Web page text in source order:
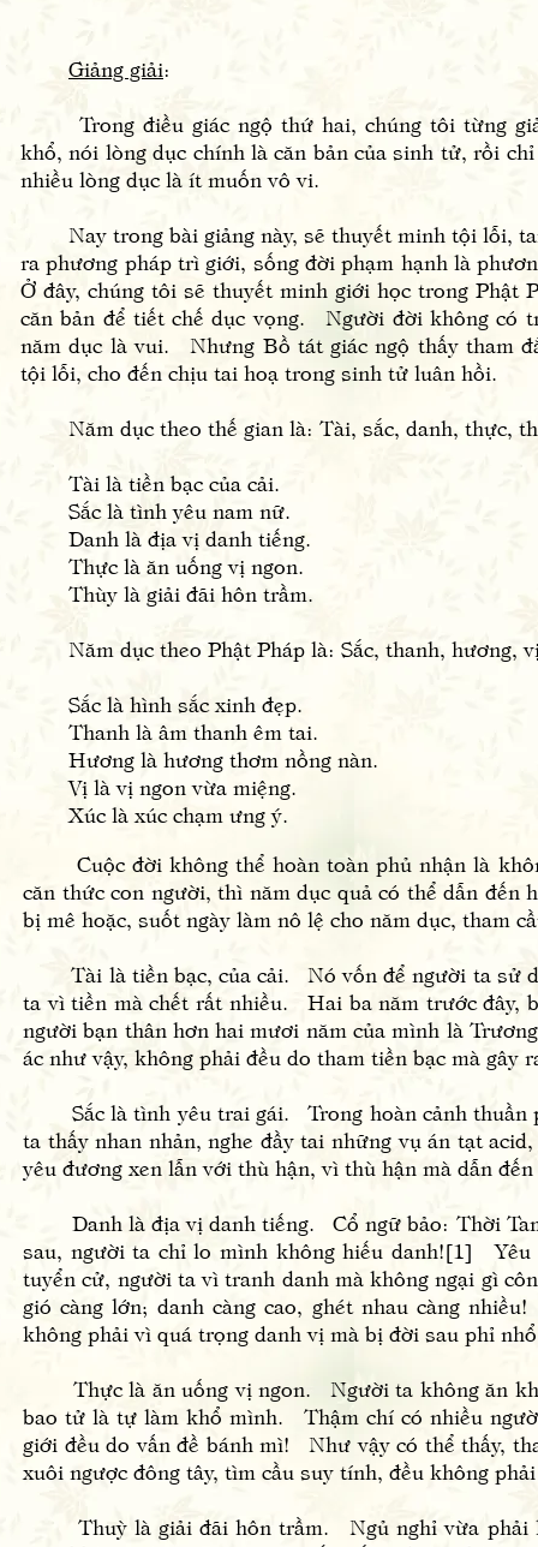
Giảng giải:
Trong điều giác ngộ thứ hai, chúng tôi từng
khổ, nói lòng dục chính là căn bản của sinh tử, rồi
nhiều lòng dục là ít muốn vô vi.
Nay trong bài giảng này, sẽ thuyết minh tội lỗi, tai
ra phương pháp trì giới, sống đời phạm hạnh là
Ở đây, chúng tôi sẽ thuyết minh giới học trong Phật
căn bản để tiết chế dục vọng. Người đời không có
năm dục là vui. Nhưng Bồ tát giác ngộ thấy tham
tội lỗi, cho đến chịu tai hoạ trong sinh tử luân hồi.
Năm dục theo thế gian là: Tài, sắc, danh, thực,
Tài là tiền bạc của cải.
Sắc là tình yêu nam nữ.
Danh là địa vị danh tiếng.
Thực là ăn uống vị ngon.
Thùy là giải đãi hôn trầm.
Năm dục theo Phật Pháp là: Sắc, thanh, hương,
Sắc là hình sắc xinh đẹp.
Thanh là âm thanh êm tai.
Hương là hương thơm nồng nàn.
Vị là vị ngon vừa miệng.
Xúc là xúc chạm ưng ý.
Cuộc đời không thể hoàn toàn phủ nhận là
căn thức con người, thì năm dục quả có thể dẫn
bị mê hoặc, suốt ngày làm nô lệ cho năm dục, tham
Tài là tiền bạc, của cải. Nó vốn để người ta sử
ta vì tiền mà chết rất nhiều. Hai ba năm trước đây,
người bạn thân hơn hai mươi năm của mình là
ác như vậy, không phải đều do tham tiền bạc mà gây
Sắc là tình yêu trai gái. Trong hoàn cảnh thuần
ta thấy nhan nhản, nghe đầy tai những vụ án tạt
yêu đương xen lẫn với thù hận, vì thù hận mà dẫn
Danh là địa vị danh tiếng. Cổ ngữ bảo: Thời
sau, người ta chỉ lo mình không hiếu danh![1]
tuyển cử, người ta vì tranh danh mà không ngại gì
gió càng lớn; danh càng cao, ghét nhau càng
không phải vì quá trọng danh vị mà bị đời sau phỉ
Thực là ăn uống vị ngon. Người ta không ăn
bao tử là tự làm khổ mình. Thậm chí có nhiều
giới đều do vấn đề bánh mì! Như vậy có thể thấy,
xuôi ngược đông tây, tìm cầu suy tính, đều không
Thuỳ là giải đãi hôn trầm. Ngủ nghỉ vừa phải